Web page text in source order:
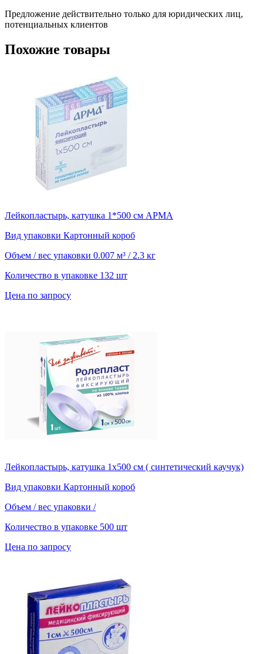
Предложение действительно только для юридических лиц,
потенциальных клиентов
Похожие товары
Лейкопластырь, катушка 1*500 см АРМА
Вид упаковки Картонный короб
Объем / вес упаковки 0.007 м³ / 2.3 кг
Количество в упаковке 132 шт
Цена по запросу
Лейкопластырь, катушка 1х500 см ( синтетический каучук)
Вид упаковки Картонный короб
Объем / вес упаковки /
Количество в упаковке 500 шт
Цена по запросу